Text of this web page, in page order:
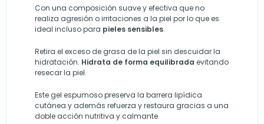
Con una composición suave y efectiva que no
realiza agresión o irritaciones a la piel por lo que es
ideal incluso para pieles sensibles.
Retira el exceso de grasa de la piel sin descuidar la
hidratación. Hidrata de forma equilibrada evitando
resecar la piel.
Este gel espumoso preserva la barrera lipídica
cutánea y además refuerza y restaura gracias a una
doble acción nutritiva y calmante.